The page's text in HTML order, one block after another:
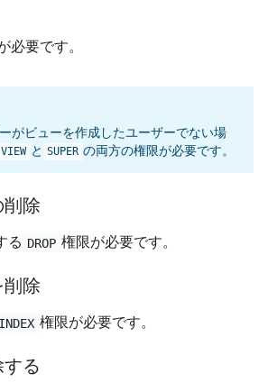
必要です。
がビューを作成したユーザーでない場
と SUPER の両方の権限が必要です。
削除
る DROP 権限が必要です。
削除
INDEX 権限が必要です。
る